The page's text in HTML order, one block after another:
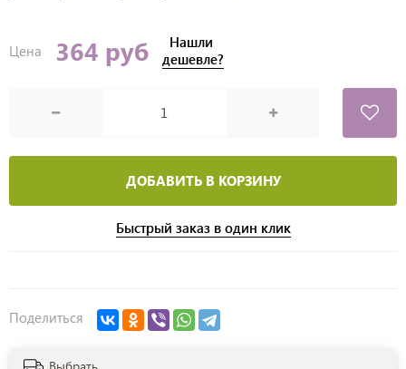
Цена 364 руб
Нашли
дешевле?
ДОБАВИТЬ В КОРЗИНУ
Быстрый заказ в один клик
Поделиться